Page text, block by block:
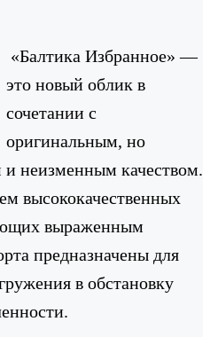
«Балтика Избранное» —
это новый облик в
сочетании с
оригинальным, но
неизменным качеством.
высококачественных
выраженным
предназначены для
в обстановку